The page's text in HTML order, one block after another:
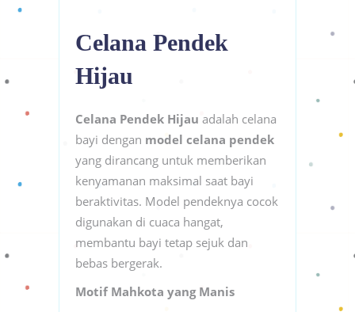
Celana Pendek
Hijau
Celana Pendek Hijau adalah celana
bayi dengan model celana pendek
yang dirancang untuk memberikan
kenyamanan maksimal saat bayi
beraktivitas. Model pendeknya cocok
digunakan di cuaca hangat,
membantu bayi tetap sejuk dan
bebas bergerak.
Motif Mahkota yang Manis